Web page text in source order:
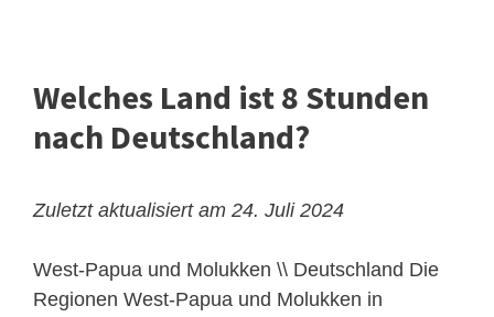
Welches Land ist 8 Stunden
nach Deutschland?
Zuletzt aktualisiert am 24. Juli 2024
West-Papua und Molukken \\ Deutschland Die
Regionen West-Papua und Molukken in